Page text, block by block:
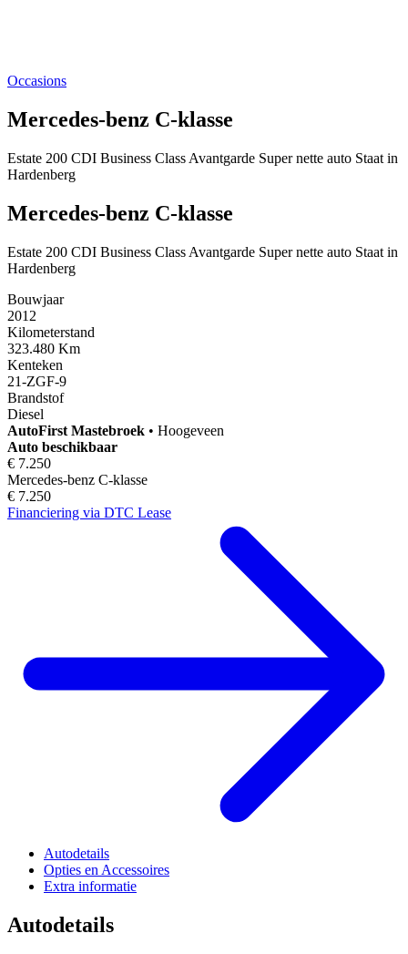
Occasions
Mercedes-benz C-klasse
Estate 200 CDI Business Class Avantgarde Super nette auto Staat in
Hardenberg
Mercedes-benz C-klasse
Estate 200 CDI Business Class Avantgarde Super nette auto Staat in
Hardenberg
Bouwjaar
2012
Kilometerstand
323.480 Km
Kenteken
21-ZGF-9
Brandstof
Diesel
AutoFirst Mastebroek • Hoogeveen
Auto beschikbaar
€ 7.250
Mercedes-benz C-klasse
€ 7.250
Financiering via DTC Lease
Autodetails
Opties en Accessoires
Extra informatie
Autodetails